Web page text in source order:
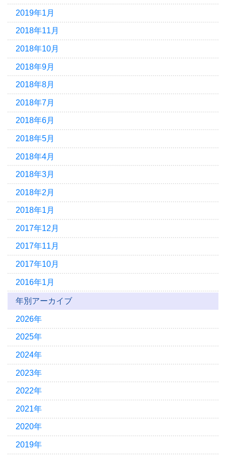
2019年1月
2018年11月
2018年10月
2018年9月
2018年8月
2018年7月
2018年6月
2018年5月
2018年4月
2018年3月
2018年2月
2018年1月
2017年12月
2017年11月
2017年10月
2016年1月
年別アーカイブ
2026年
2025年
2024年
2023年
2022年
2021年
2020年
2019年